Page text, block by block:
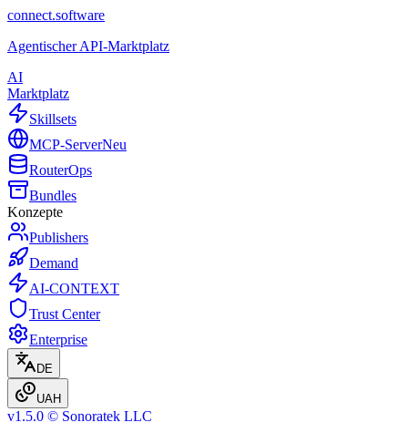
connect.software
Agentischer API-Marktplatz
AI
Marktplatz
Skillsets
MCP-ServerNeu
RouterOps
Bundles
Konzepte
Publishers
Demand
AI-CONTEXT
Trust Center
Enterprise
DE
UAH
v1.5.0 © Sonoratek LLC